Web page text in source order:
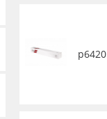
р6420